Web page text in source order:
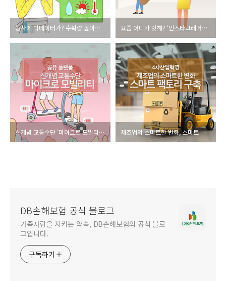
농사에 빅데이터가? 수확량 높이고 노동력 줄이는 ‘스마트 팜 기술’ 요즘 어디가 핫해? ‘인스타그래머블’한 5월전시회 가보자!
신개념 교통수단 ‘마이크로 모빌리티’ 공유 플랫폼 알아보기 제조업의 스마트한 변화, 스마트 팩토리 구축
DB손해보험 공식 블로그
가족사랑을 지키는 약속, DB손해보험의 공식 블로
그입니다.
구독하기